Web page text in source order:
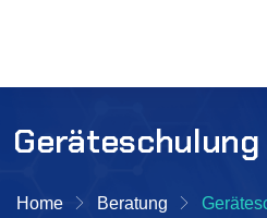
Geräteschulung
Home Beratung